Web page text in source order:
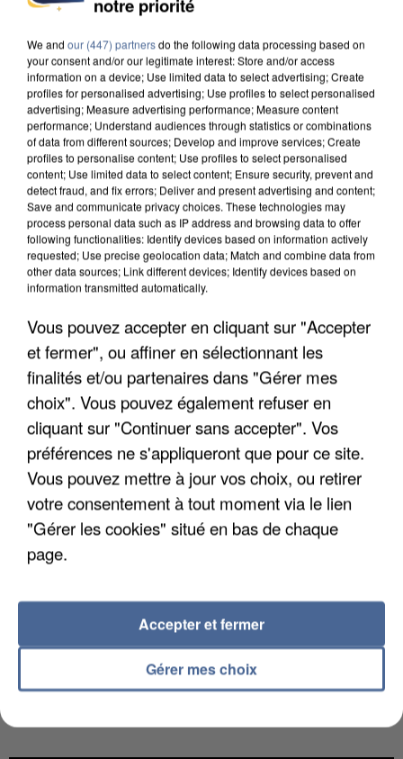
DE SOLIDARITÉ AVEC LES...
APRÈS TOUTES CES CANICULES, LES REFUGES
DE FAUNE SAUVAGE SONT...
L’UN DES FONDATEURS SUPPOSÉS DE LA DZ
notre priorité
We and our (447) partnersdo the following data processing based on
your consent and/or our legitimate interest: Store and/or access
information on a device; Use limited data to select advertising; Create
profiles for personalised advertising; Use profiles to select personalised
advertising; Measure advertising performance; Measure content
performance; Understand audiences through statistics or combinations
of data from different sources; Develop and improve services; Create
profiles to personalise content; Use profiles to select personalised
content; Use limited data to select content; Ensure security, prevent and
detect fraud, and fix errors; Deliver and present advertising and content;
Save and communicate privacy choices. These technologies may
process personal data such as IP address and browsing data to offer
following functionalities: Identify devices based on information actively
requested; Use precise geolocation data; Match and combine data from
other data sources; Link different devices; Identify devices based on
information transmitted automatically.
Vous pouvez accepter en cliquant sur "Accepter
et fermer", ou affiner en sélectionnant les
finalités et/ou partenaires dans "Gérer mes
choix". Vous pouvez également refuser en
cliquant sur "Continuer sans accepter". Vos
préférences ne s'appliqueront que pour ce site.
Vous pouvez mettre à jour vos choix, ou retirer
votre consentement à tout moment via le lien
"Gérer les cookies" situé en bas de chaque
page.
Gérer mes choix
Accepter et fermer